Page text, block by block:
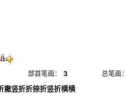
部首笔画： 3
总笔画
撇竖折折捺折竖折横横